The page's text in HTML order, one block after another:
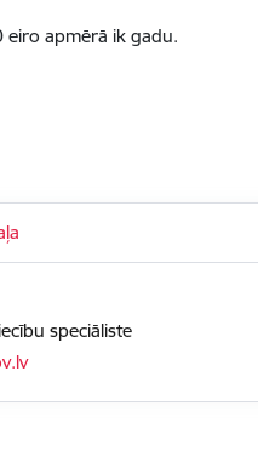
apmērā ik gadu.
speciāliste